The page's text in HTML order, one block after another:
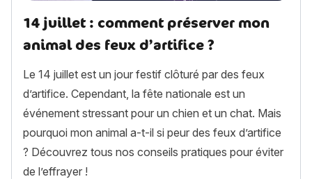
14 juillet : comment préserver mon
animal des feux d’artifice ?
Le 14 juillet est un jour festif clôturé par des feux
d’artifice. Cependant, la fête nationale est un
événement stressant pour un chien et un chat. Mais
pourquoi mon animal a-t-il si peur des feux d’artifice
? Découvrez tous nos conseils pratiques pour éviter
de l’effrayer !